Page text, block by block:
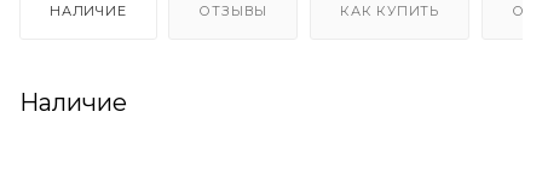
НАЛИЧИЕ ОТЗЫВЫ КАК КУПИТЬ
Наличие